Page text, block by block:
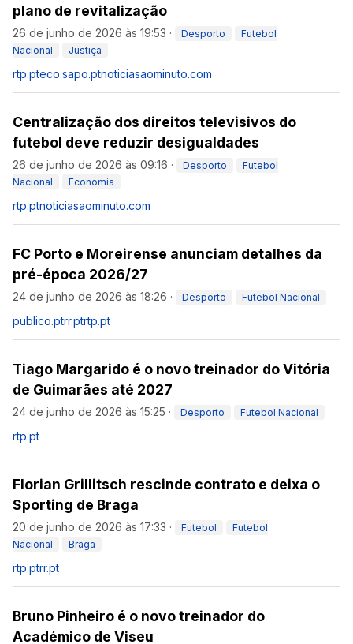
plano de revitalização
26 de junho de 2026 às 19:53 · Desporto
Futebol
Nacional
Justiça
rtp.pteco.sapo.ptnoticiasaominuto.com
Centralização dos direitos televisivos do
futebol deve reduzir desigualdades
26 de junho de 2026 às 09:16 · Desporto
Futebol
Nacional
Economia
rtp.ptnoticiasaominuto.com
FC Porto e Moreirense anunciam detalhes da
pré-época 2026/27
24 de junho de 2026 às 18:26 · Desporto Futebol Nacional
publico.ptrr.ptrtp.pt
Tiago Margarido é o novo treinador do Vitória
de Guimarães até 2027
24 de junho de 2026 às 15:25 · Desporto Futebol Nacional
rtp.pt
Florian Grillitsch rescinde contrato e deixa o
Sporting de Braga
20 de junho de 2026 às 17:33 · Futebol
Futebol
Nacional
Braga
rtp.ptrr.pt
Bruno Pinheiro é o novo treinador do
Académico de Viseu